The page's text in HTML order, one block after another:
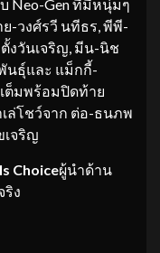
Neo-Gen ที่มีหนุ่มๆ
-วงศ์รวี นทีธร, พีพี-
งวันเจริญ, มีน-นิช
นธุ์และ แม็กกี้-
ต็มพร้อมปิดท้าย
ล่โชว์จาก ต่อ-ธนภพ
จริญ
Choiceผู้นำด้าน
ริง